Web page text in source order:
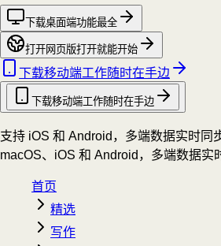
下载桌面端功能最全
打开网页版打开就能开始
下载移动端工作随时在手边
下载移动端工作随时在手边
支持 iOS 和 Android，多端数据实时同
macOS、iOS 和 Android，多端数据实
首页
精选
写作